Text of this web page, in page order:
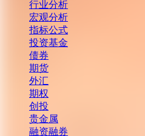
行业分析
宏观分析
指标公式
投资基金
债券
期货
外汇
期权
创投
贵金属
融资融券